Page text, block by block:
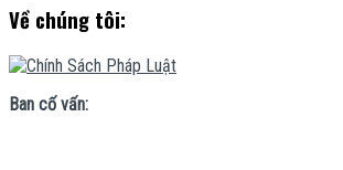
Về chúng tôi:
Ban cố vấn: